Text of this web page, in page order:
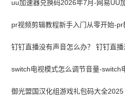
钉钉直播没有声音怎么办？ 钉钉直播
御光盟国汉化组游戏礼包码大全2025